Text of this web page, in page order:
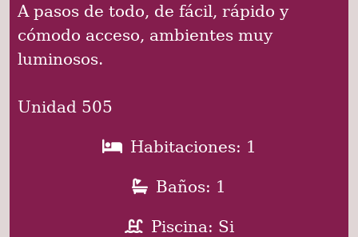
A pasos de todo, de fácil, rápido y
cómodo acceso, ambientes muy
luminosos.
Unidad 505
Habitaciones: 1
Baños: 1
Piscina: Si